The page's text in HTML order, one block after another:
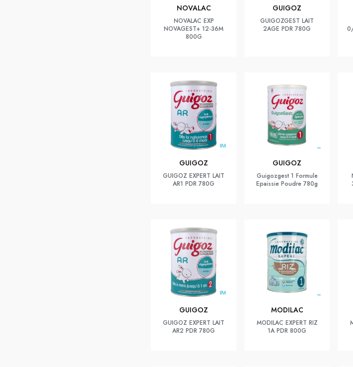
NOVALAC
NOVALAC EXP
NOVAGEST+ 12-36M
800G
GUIGOZ
GUIGOZGEST LAIT
2AGE PDR 780G
GUIGOZ
GUIGOZ EXPERT LAIT
AR1 PDR 780G
GUIGOZ
Guigozgest 1 Formule
Epaissie Poudre 780g
GUIGOZ
GUIGOZ EXPERT LAIT
AR2 PDR 780G
MODILAC
MODILAC EXPERT RIZ
1A PDR 800G